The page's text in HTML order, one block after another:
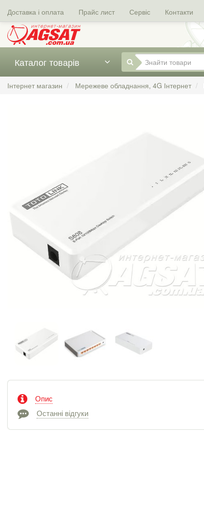
Доставка і оплата Прайс лист Сервіс Контакти
Каталог товарів
Інтернет магазин Мережеве обладнання, 4G Інтернет
Опис
Останні відгуки